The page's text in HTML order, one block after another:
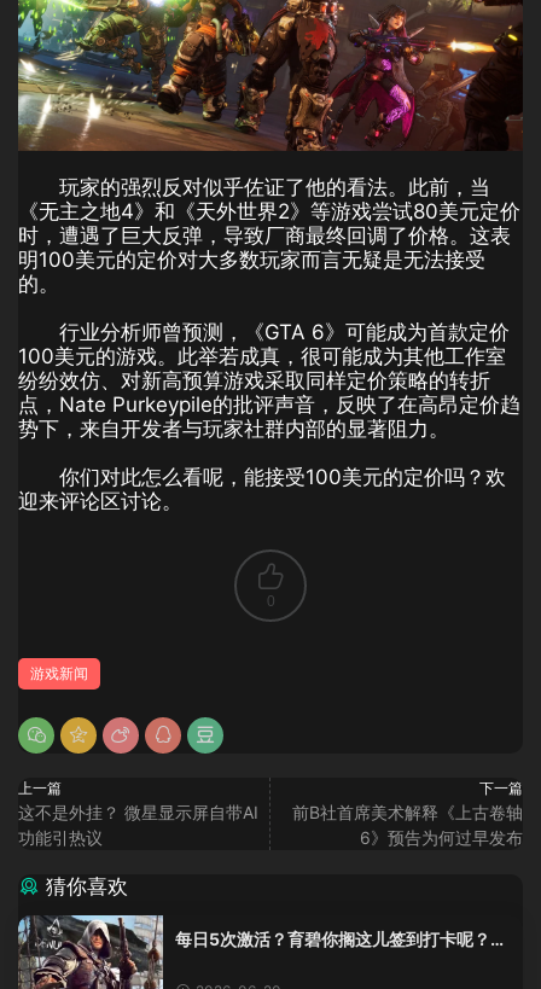
玩家的强烈反对似乎佐证了他的看法。此前，当
《无主之地4》和《天外世界2》等游戏尝试80美元定价
时，遭遇了巨大反弹，导致厂商最终回调了价格。这表
明100美元的定价对大多数玩家而言无疑是无法接受
的。
行业分析师曾预测，《GTA 6》可能成为首款定价
100美元的游戏。此举若成真，很可能成为其他工作室
纷纷效仿、对新高预算游戏采取同样定价策略的转折
点，Nate Purkeypile的批评声音，反映了在高昂定价趋
势下，来自开发者与玩家社群内部的显著阻力。
你们对此怎么看呢，能接受100美元的定价吗？欢
迎来评论区讨论。
0
游戏新闻
上一篇
这不是外挂？ 微星显示屏自带AI
功能引热议
下一篇
前B社首席美术解释《上古卷轴
6》预告为何过早发布
猜你喜欢
每日5次激活？育碧你搁这儿签到打卡呢？